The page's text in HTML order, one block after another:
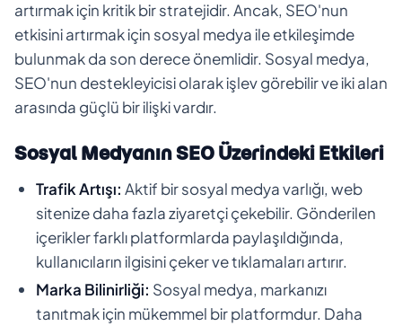
artırmak için kritik bir stratejidir. Ancak, SEO'nun
etkisini artırmak için sosyal medya ile etkileşimde
bulunmak da son derece önemlidir. Sosyal medya,
SEO'nun destekleyicisi olarak işlev görebilir ve iki alan
arasında güçlü bir ilişki vardır.
Sosyal Medyanın SEO Üzerindeki Etkileri
Trafik Artışı: Aktif bir sosyal medya varlığı, web
sitenize daha fazla ziyaretçi çekebilir. Gönderilen
içerikler farklı platformlarda paylaşıldığında,
kullanıcıların ilgisini çeker ve tıklamaları artırır.
Marka Bilinirliği: Sosyal medya, markanızı
tanıtmak için mükemmel bir platformdur. Daha